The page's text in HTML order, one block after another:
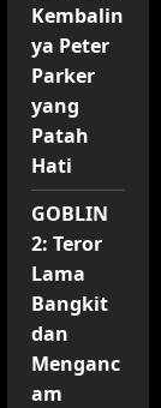
Kembalin
ya Peter
Parker
yang
Patah
Hati
GOBLIN
2: Teror
Lama
Bangkit
dan
Menganc
am